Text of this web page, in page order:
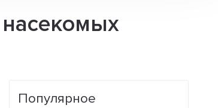
Популярное